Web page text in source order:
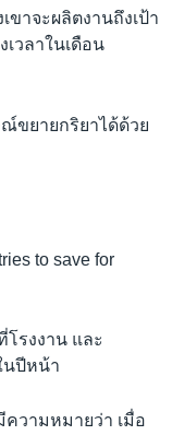
าจะผลิตงานถึงเป้า
วลาในเดือน
ณ์ขยายกริยาได้ด้วย
to save for
โรงงาน และ
นปีหน้า
ความหมายว่า เมื่อ